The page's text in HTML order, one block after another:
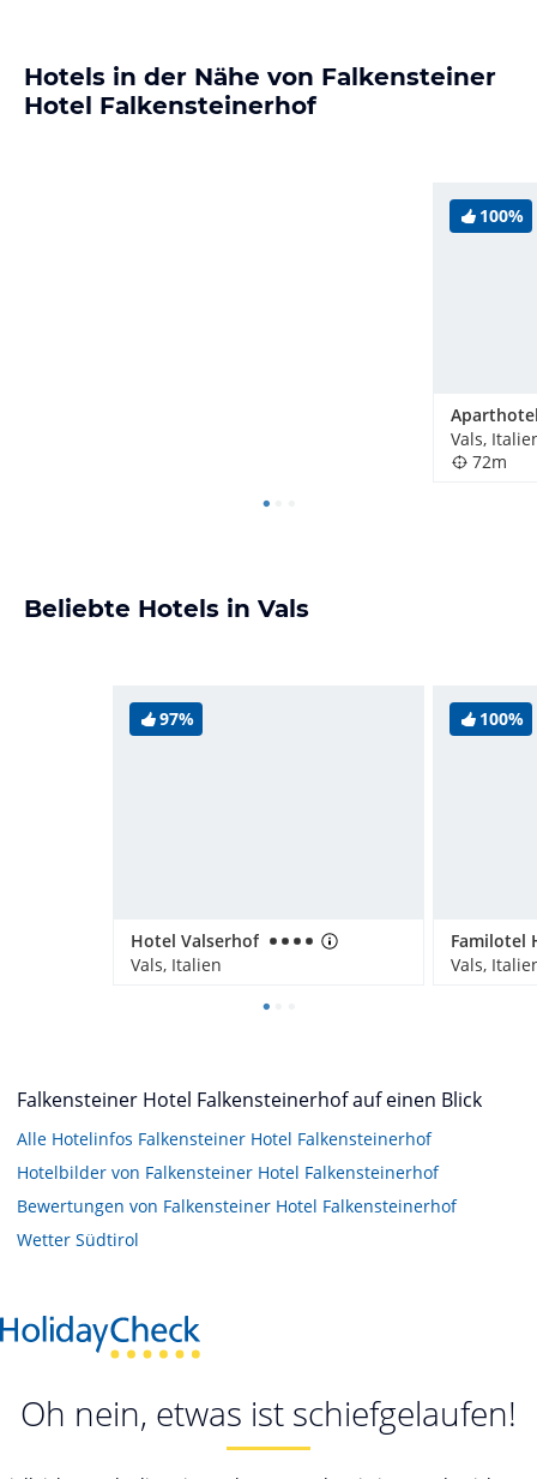
Hotels in der Nähe von Falkensteiner
Hotel Falkensteinerhof
100%
Vals,
72m
Beliebte Hotels in Vals
97%
Hotel Valserhof
Vals, Italien
100%
Familotel
Vals,
Falkensteiner Hotel Falkensteinerhof auf einen Blick
Alle Hotelinfos Falkensteiner Hotel Falkensteinerhof
Hotelbilder von Falkensteiner Hotel Falkensteinerhof
Bewertungen von Falkensteiner Hotel Falkensteinerhof
Wetter Südtirol
Oh nein, etwas ist schiefgelaufen!